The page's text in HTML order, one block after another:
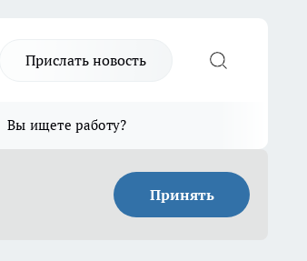
Прислать новость
Вы ищете работу?
Принять